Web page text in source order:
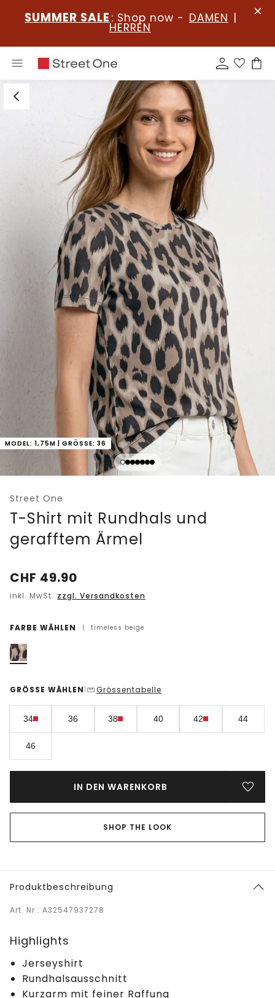
SUMMER SALE : Shop now - DAMEN |
HERREN
MODEL: 1,75M | GRÖSSE: 36
Street One
T-Shirt mit Rundhals und
gerafftem Ärmel
CHF 49.90
inkl. MwSt. zzgl. Versandkosten
FARBE WÄHLEN | timeless beige
GRÖSSE WÄHLEN | Grössentabelle
34 36 38 40 42 44
46
IN DEN WARENKORB
SHOP THE LOOK
Produktbeschreibung
Art. Nr.: A32547937278
Highlights
Jerseyshirt
Rundhalsausschnitt
Kurzarm mit feiner Raffung